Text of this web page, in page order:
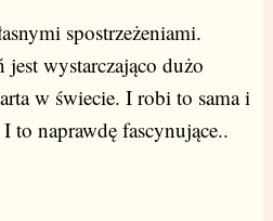
spostrzeżeniami.
wystarczająco dużo
w świecie. I robi to sama i
to naprawdę fascynujące..